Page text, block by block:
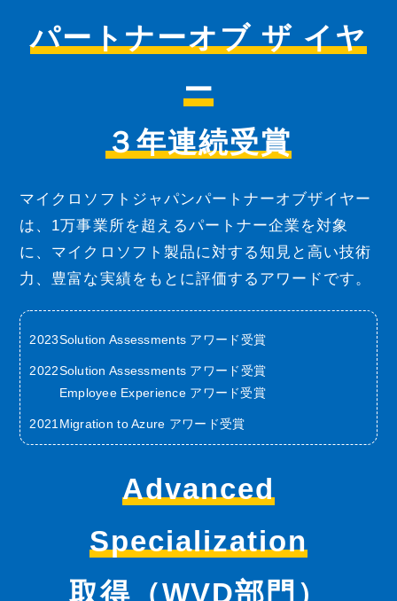
パートナーオブ ザ イヤ
ー
３年連続受賞
マイクロソフトジャパンパートナーオブザイヤー
は、1万事業所を超えるパートナー企業を対象
に、マイクロソフト製品に対する知見と高い技術
力、豊富な実績をもとに評価するアワードです。
2023Solution Assessments アワード受賞
2022Solution Assessments アワード受賞
Employee Experience アワード受賞
2021 Migration to Azure アワード受賞
Advanced
Specialization
取得（WVD部門）